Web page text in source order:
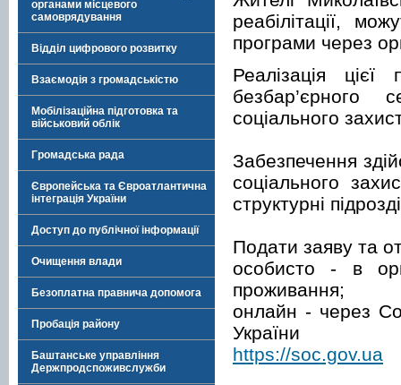
органами місцевого
самоврядування
Відділ цифрового розвитку
Взаємодія з громадськістю
Мобілізаційна підготовка та
військовий облік
Громадська рада
Європейська та Євроатлантична
інтеграція України
Доступ до публічної інформації
Очищення влади
Безоплатна правнича допомога
Пробація району
Баштанське управління
Держпродспоживслужби
реабілітації,
програми через
Реалізація
соціального
Забезпечення
соціального
структурні
Подати заяву та
особисто - в
проживання;
онлайн - через
України
https://soc.gov.ua